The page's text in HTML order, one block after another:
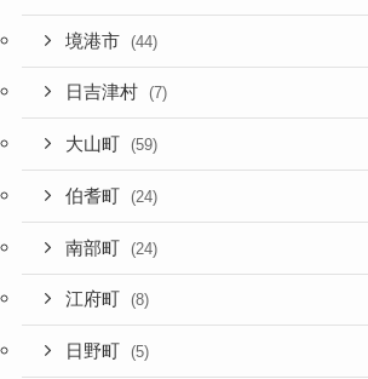
境港市 (44)
日吉津村 (7)
大山町 (59)
伯耆町 (24)
南部町 (24)
江府町 (8)
日野町 (5)